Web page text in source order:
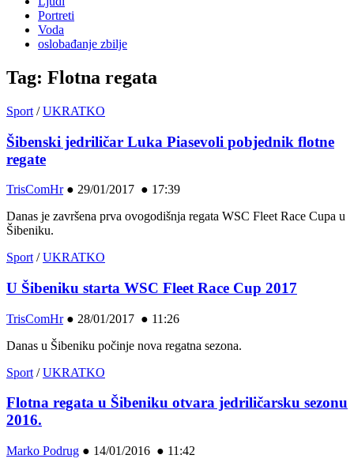
Portreti
Voda
oslobađanje zbilje
Tag: Flotna regata
Sport /UKRATKO
Šibenski jedriličar Luka Piasevoli pobjednik flotne
regate
TrisComHr● 29/01/2017 ● 17:39
Danas je završena prva ovogodišnja regata WSC Fleet Race Cupa u
Šibeniku.
Sport /UKRATKO
U Šibeniku starta WSC Fleet Race Cup 2017
TrisComHr● 28/01/2017 ● 11:26
Danas u Šibeniku počinje nova regatna sezona.
Sport /UKRATKO
Flotna regata u Šibeniku otvara jedriličarsku sezonu
2016.
Marko Podrug ● 14/01/2016 ● 11:42